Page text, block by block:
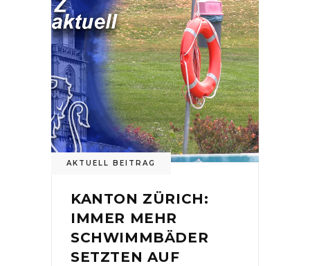
AKTUELL BEITRAG
KANTON ZÜRICH:
IMMER MEHR
SCHWIMMBÄDER
SETZTEN AUF